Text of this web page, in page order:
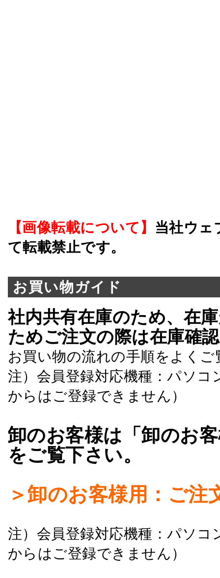
【画像転載について】 当社ウェ
て転載禁止です。
お買い物ガイド
社内共有在庫のため、在
ためご注文の際は在庫確
お買い物の流れの手順をよくご
注）会員登録対応機種：パソ
からはご登録できません）
卸のお客様は「卸のお
をご覧下さい。
＞卸のお客様用：ご注
注）会員登録対応機種：パソ
からはご登録できません）